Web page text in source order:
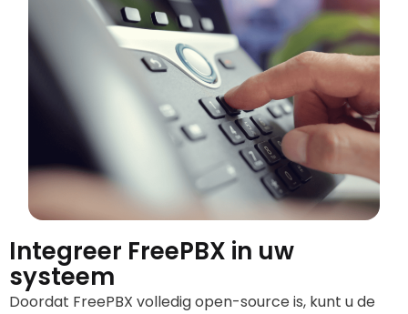
Integreer FreePBX in uw
systeem
Doordat FreePBX volledig open-source is, kunt u de